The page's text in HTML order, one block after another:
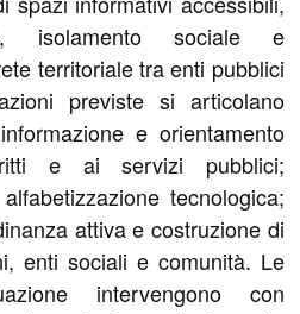
isolamento sociale e
territoriale tra enti pubblici
previste si articolano
e orientamento
e ai servizi pubblici;
tecnologica;
attiva e costruzione di
enti sociali e comunità. Le
intervengono con